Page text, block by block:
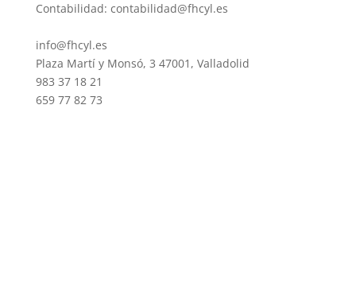
Contabilidad: contabilidad@fhcyl.es
info@fhcyl.es
Plaza Martí y Monsó, 3 47001, Valladolid
983 37 18 21
659 77 82 73